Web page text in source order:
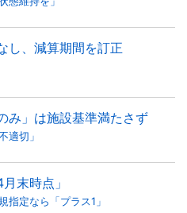
し、減算期間を訂正
み」は施設基準満たさず
適切」
末時点」
指定なら「プラス1」